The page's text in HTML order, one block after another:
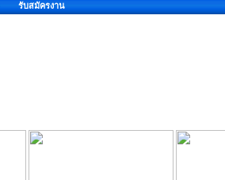
รับสมัครงาน